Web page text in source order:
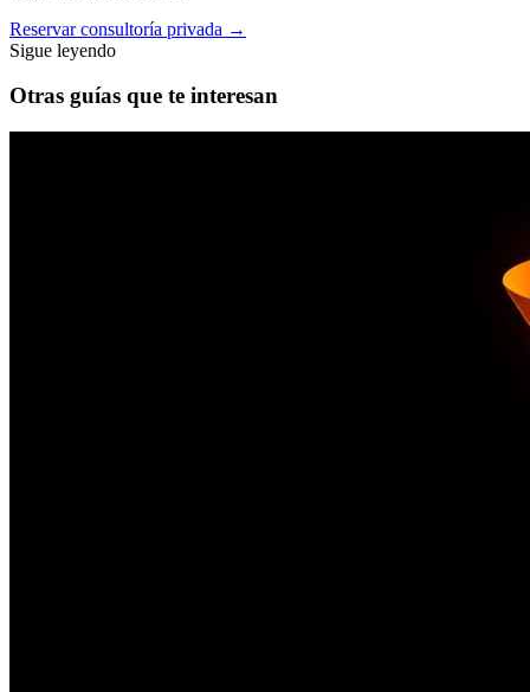
Reservar consultoría privada →
Sigue leyendo
Otras guías que te interesan